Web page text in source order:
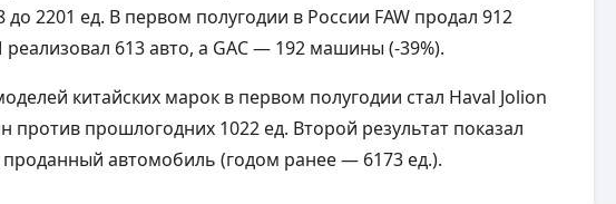
до 2201 ед. В первом полугодии в России FAW продал 912
реализовал 613 авто, а GAC — 192 машины (-39%).
китайских марок в первом полугодии стал Haval Jolion
прошлогодних 1022 ед. Второй результат показал
автомобиль (годом ранее — 6173 ед.).